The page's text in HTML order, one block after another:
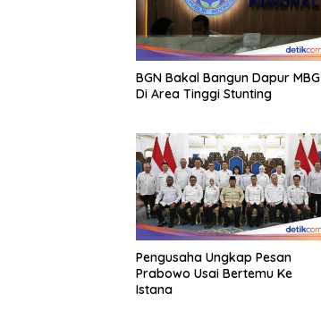
BGN Bakal Bangun Dapur MBG
Di Area Tinggi Stunting
Pengusaha Ungkap Pesan
Prabowo Usai Bertemu Ke
Istana